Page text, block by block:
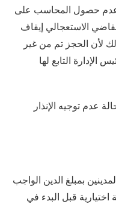
عدم حصول المحاسب على
الاستعجالي إيقاف
لأن الحجز تم من غير
التابع لها
عدم توجيه الإنذار
بمبلغ الدين الواجب
اختيارية قبل البدء في